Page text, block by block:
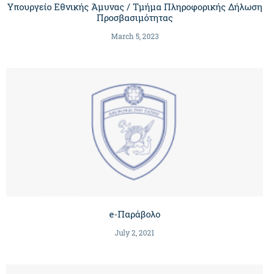
Υπουργείο Εθνικής Άμυνας / Τμήμα Πληροφορικής Δήλωση
Προσβασιμότητας
March 5, 2023
e-Παράβολο
July 2, 2021